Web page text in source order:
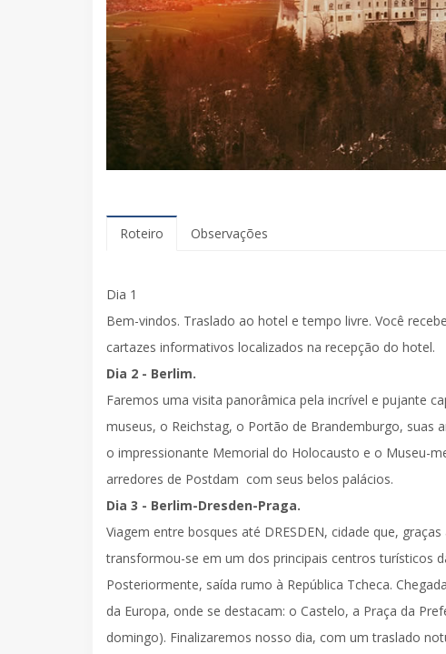
Roteiro Observações
Dia 1
Bem-vindos. Traslado ao hotel e tempo livre. Você
cartazes informativos localizados na recepção do hotel.
Dia 2 - Berlim.
Faremos uma visita panorâmica pela incrível e pujante
museus, o Reichstag, o Portão de Brandemburgo, suas
o impressionante Memorial do Holocausto e o Museu-
arredores de Postdam com seus belos palácios.
Dia 3 - Berlim-Dresden-Praga.
Viagem entre bosques até DRESDEN, cidade que,
transformou-se em um dos principais centros turísticos
Posteriormente, saída rumo à República Tcheca.
da Europa, onde se destacam: o Castelo, a Praça da
domingo). Finalizaremos nosso dia, com umtraslado